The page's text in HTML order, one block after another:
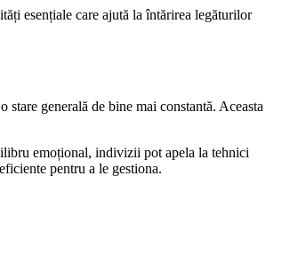
esențiale care ajută la întărirea legăturilor
generală de bine mai constantă. Aceasta
emoțional, indivizii pot apela la tehnici
pentru a le gestiona.